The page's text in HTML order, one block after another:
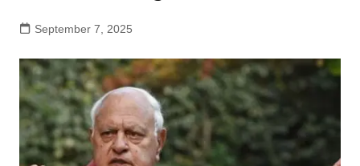
September 7, 2025